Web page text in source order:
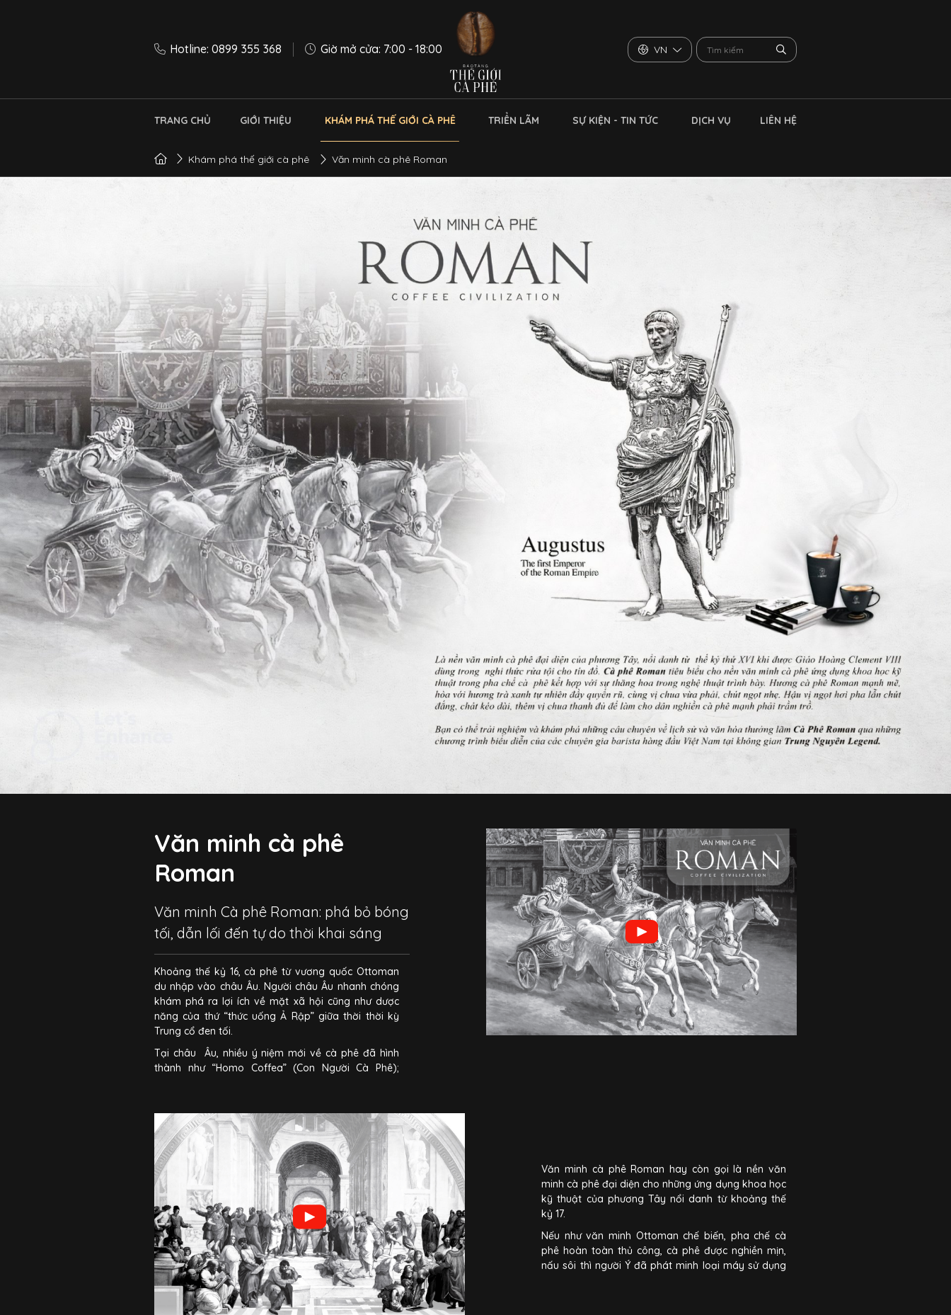
Hotline: 0899 355 368 Giờ mở cửa: 7:00 - 18:00 VN
TRANG CHỦ GIỚI THIỆU KHÁM PHÁ THẾ GIỚI CÀ PHÊ TRIỂN LÃM SỰ KIỆN - TIN TỨC DỊCH VỤ LIÊN HỆ
Khám phá thế giới cà phê Văn minh cà phê Roman
Văn minh cà phê
Roman
Văn minh Cà phê Roman: phá bỏ bóng
tối, dẫn lối đến tự do thời khai sáng
Khoảng thế kỷ 16, cà phê từ vương quốc Ottoman
du nhập vào châu Âu. Người châu Âu nhanh chóng
khám phá ra lợi ích về mặt xã hội cũng như dược
năng của thứ “thức uống Ả Rập” giữa thời thời kỳ
Trung cổ đen tối.
Tại châu Âu, nhiều ý niệm mới về cà phê đã hình
thành như “Homo Coffea” (Con Người Cà Phê);
tương lai. Cà phê trở thành nguồn năng lượng cho
các phong trào tri thức và phong trào Phục Hưng.
Văn minh cà phê Roman hay còn gọi là nền văn
minh cà phê đại diện cho những ứng dụng khoa học
kỹ thuật của phương Tây nổi danh từ khoảng thế
kỷ 17.
Nếu như văn minh Ottoman chế biến, pha chế cà
phê hoàn toàn thủ công, cà phê được nghiền mịn,
nấu sôi thì người Ý đã phát minh loại máy sử dụng